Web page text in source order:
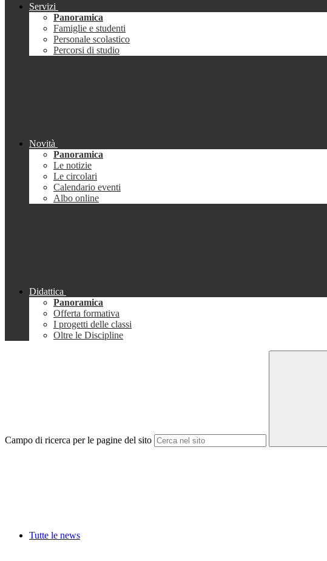
Servizi
Panoramica
Famiglie e studenti
Personale scolastico
Percorsi di studio
Novità
Panoramica
Le notizie
Le circolari
Calendario eventi
Albo online
Didattica
Panoramica
Offerta formativa
I progetti delle classi
Oltre le Discipline
Campo di ricerca per le pagine del sito
Tutte le news